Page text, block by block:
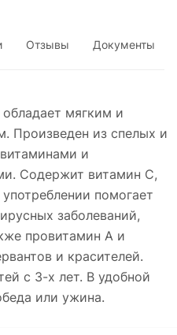
Отзывы Документы
мягким и
Произведен из спелых и
и
Содержит витамин С,
помогает
заболеваний,
провитамин А и
и красителей.
с 3-х лет. В удобной
или ужина.